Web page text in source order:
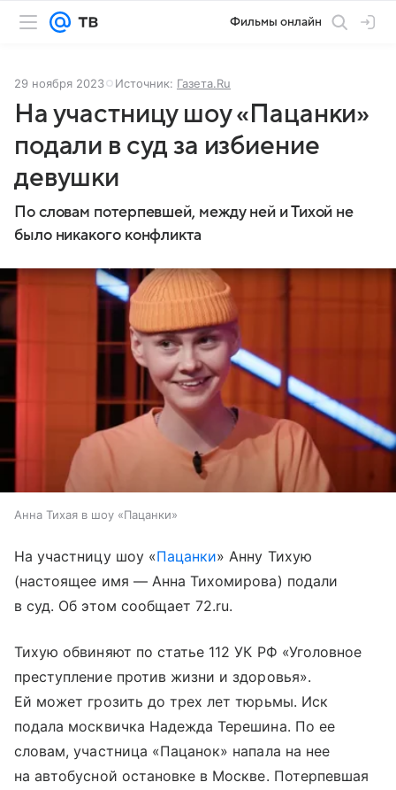
Фильмы онлайн
29 ноября 2023 Источник: Газета.Ru
На участницу шоу «Пацанки»
подали в суд за избиение
девушки
По словам потерпевшей, между ней и Тихой не
было никакого конфликта
Анна Тихая в шоу «Пацанки»
На участницу шоу «Пацанки» Анну Тихую
(настоящее имя — Анна Тихомирова) подали
в суд. Об этом сообщает 72.ru.
Тихую обвиняют по статье 112 УК РФ «Уголовное
преступление против жизни и здоровья».
Ей может грозить до трех лет тюрьмы. Иск
подала москвичка Надежда Терешина. По ее
словам, участница «Пацанок» напала на нее
на автобусной остановке в Москве. Потерпевшая